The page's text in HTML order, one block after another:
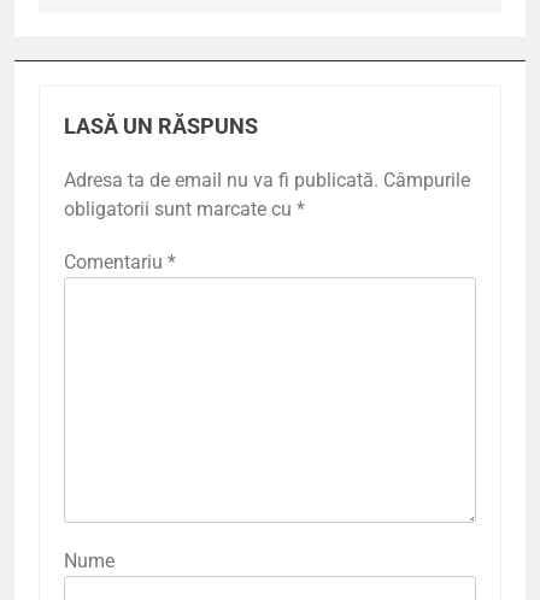
LASĂ UN RĂSPUNS
Adresa ta de email nu va fi publicată. Câmpurile
obligatorii sunt marcate cu *
Comentariu *
Nume